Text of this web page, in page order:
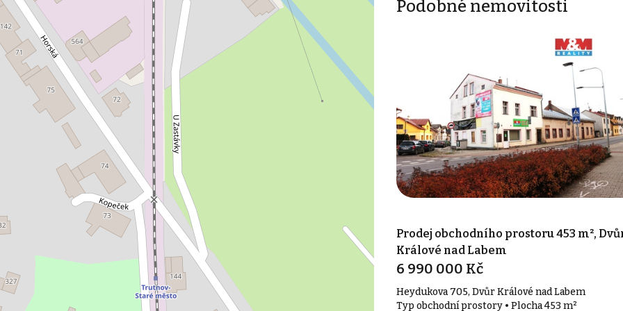
Podobné nemovitosti
Prodej obchodního prostoru 453 m²,
Králové nad Labem
6 990 000 Kč
Heydukova 705, Dvůr Králové nad Labem
Typ obchodní prostory • Plocha 453 m²